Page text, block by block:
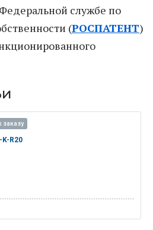
службе по
(РОСПАТЕНТ)
заказу
K-R20